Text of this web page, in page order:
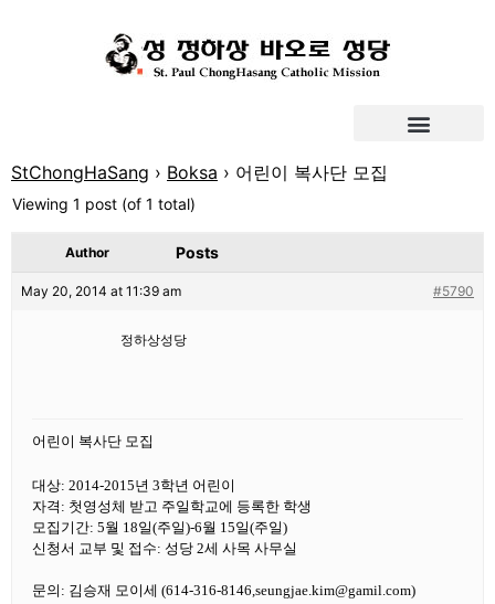
StChongHaSang › Boksa › 어린이 복사단 모집
Viewing 1 post (of 1 total)
Author Posts
May 20, 2014 at 11:39 am #5790
정하상성당
어린이 복사단 모집
대상: 2014-2015년 3학년 어린이
자격: 첫영성체 받고 주일학교에 등록한 학생
모집기간: 5월 18일(주일)-6월 15일(주일)
신청서 교부 및 접수: 성당 2세 사목 사무실
문의: 김승재 모이세 (614-316-8146,seungjae.kim@gamil.com)